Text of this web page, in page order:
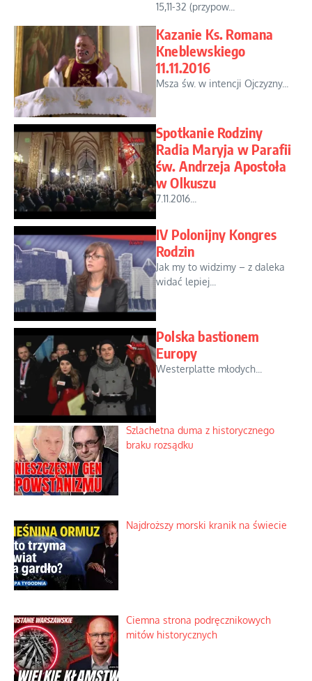
15,11-32 (przypow...
Kazanie Ks. Romana
Kneblewskiego
11.11.2016
Msza św. w intencji Ojczyzny...
Spotkanie Rodziny
Radia Maryja w Parafii
św. Andrzeja Apostoła
w Olkuszu
7.11.2016...
IV Polonijny Kongres
Rodzin
Jak my to widzimy – z daleka
widać lepiej...
Polska bastionem
Europy
Westerplatte młodych...